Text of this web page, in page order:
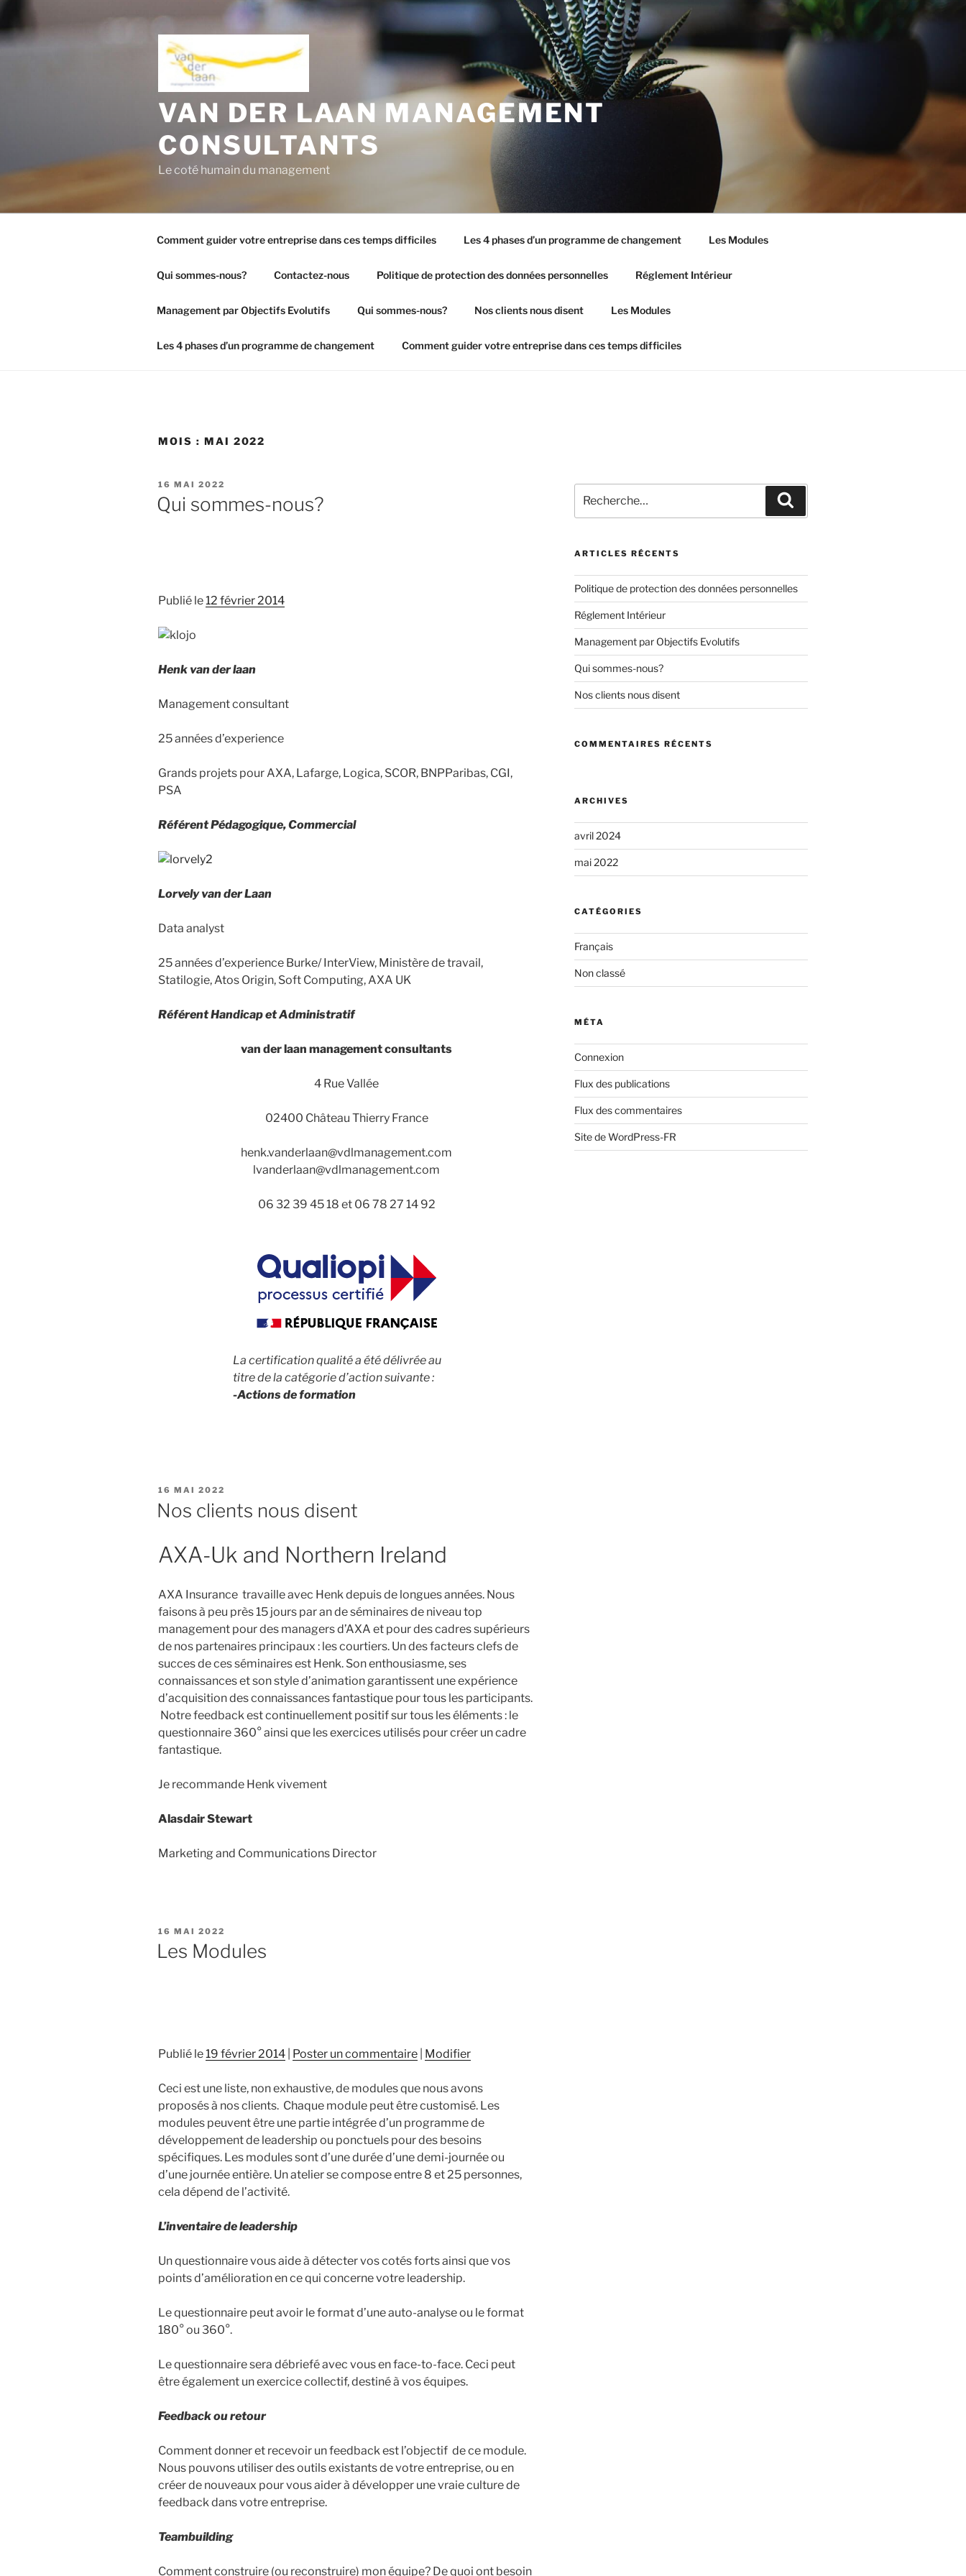
contenu
VAN DER LAAN MANAGEMENT
CONSULTANTS
Le coté humain du management
Comment guider votre entreprise dans ces temps difficiles Les 4 phases d’un programme de changement Les Modules
Qui sommes-nous? Contactez-nous Politique de protection des données personnelles Réglement Intérieur
Management par Objectifs Evolutifs Qui sommes-nous? Nos clients nous disent Les Modules
Les 4 phases d’un programme de changement Comment guider votre entreprise dans ces temps difficiles
MOIS : MAI 2022
PUBLIÉ
LE
16 MAI 2022
Qui sommes-nous?
Publié le12 février 2014
Henk van der laan
Management consultant
25 années d’experience
Grands projets pour AXA, Lafarge, Logica, SCOR, BNPParibas, CGI,
PSA
Référent Pédagogique, Commercial
Lorvely van der Laan
Data analyst
25 années d’experience Burke/ InterView, Ministère de travail,
Statilogie, Atos Origin, Soft Computing, AXA UK
Référent Handicap et Administratif
van der laan management consultants
4 Rue Vallée
02400 Château Thierry France
henk.vanderlaan@vdlmanagement.com
lvanderlaan@vdlmanagement.com
06 32 39 45 18 et 06 78 27 14 92
La certification qualité a été délivrée au
titre de la catégorie d’action suivante :
-Actions de formation
PUBLIÉ
16 MAI 2022
Nos clients nous disent
AXA-Uk and Northern Ireland
AXA Insurance travaille avec Henk depuis de longues années. Nous
faisons à peu près 15 jours par an de séminaires de niveau top
management pour des managers d’AXA et pour des cadres supérieurs
de nos partenaires principaux : les courtiers. Un des facteurs clefs de
succes de ces séminaires est Henk. Son enthousiasme, ses
connaissances et son style d’animation garantissent une expérience
d’acquisition des connaissances fantastique pour tous les participants.
Notre feedback est continuellement positif sur tous les éléments : le
questionnaire 360° ainsi que les exercices utilisés pour créer un cadre
fantastique.
Je recommande Henk vivement
Alasdair Stewart
Marketing and Communications Director
PUBLIÉ
LE
16 MAI 2022
Les Modules
Publié le19 février 2014 Poster un commentaire Modifier
Ceci est une liste, non exhaustive, de modules que nous avons
proposés à nos clients. Chaque module peut être customisé. Les
modules peuvent être une partie intégrée d’un programme de
développement de leadership ou ponctuels pour des besoins
spécifiques. Les modules sont d’une durée d’une demi-journée ou
d’une journée entière. Un atelier se compose entre 8 et 25 personnes,
cela dépend de l’activité.
L’inventaire de leadership
Un questionnaire vous aide à détecter vos cotés forts ainsi que vos
points d’amélioration en ce qui concerne votre leadership.
Le questionnaire peut avoir le format d’une auto-analyse ou le format
180° ou 360°.
Le questionnaire sera débriefé avec vous en face-to-face. Ceci peut
être également un exercice collectif, destiné à vos équipes.
Feedback ou retour
Comment donner et recevoir un feedback est l’objectif de ce module.
Nous pouvons utiliser des outils existants de votre entreprise, ou en
créer de nouveaux pour vous aider à développer une vraie culture de
feedback dans votre entreprise.
Teambuilding
Comment construire (ou reconstruire) mon équipe? De quoi ont besoin
pour
:
ARTICLES RÉCENTS
Politique de protection des données personnelles
Réglement Intérieur
Management par Objectifs Evolutifs
Qui sommes-nous?
Nos clients nous disent
COMMENTAIRES RÉCENTS
ARCHIVES
avril 2024
mai 2022
CATÉGORIES
Français
Non classé
MÉTA
Connexion
Flux des publications
Flux des commentaires
Site de WordPress-FR